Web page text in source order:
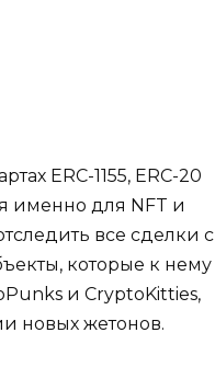
ERC-1155, ERC-20
именно для NFT и
все сделки с
которые к нему
и CryptoKitties,
новых жетонов.